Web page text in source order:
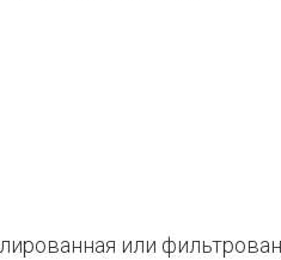
или